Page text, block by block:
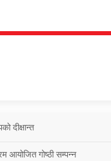
दीक्षान्त
आयोजित गोष्ठी सम्पन्न